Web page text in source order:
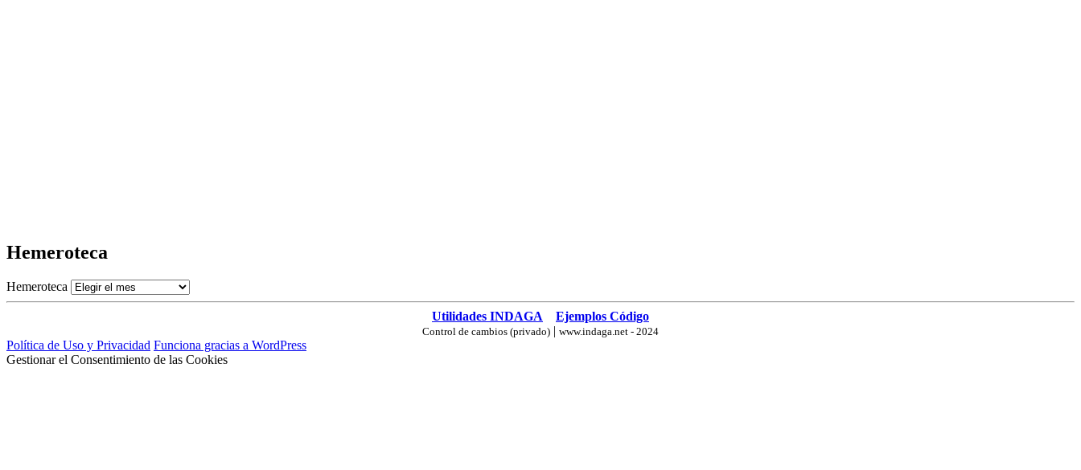
Hemeroteca
Hemeroteca
Utilidades INDAGA Ejemplos Código
Control de cambios (privado) | www.indaga.net - 2024
Política de Uso y Privacidad Funciona gracias a WordPress
Gestionar el Consentimiento de las Cookies